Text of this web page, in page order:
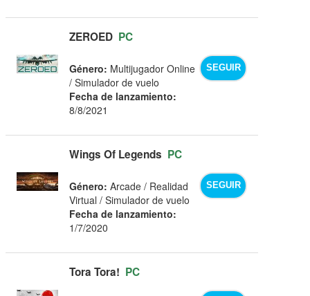
ZEROED PC
SEGUIR
Género: Multijugador Online
/ Simulador de vuelo
Fecha de lanzamiento:
8/8/2021
Wings Of Legends PC
SEGUIR
Género: Arcade / Realidad
Virtual / Simulador de vuelo
Fecha de lanzamiento:
1/7/2020
Tora Tora! PC